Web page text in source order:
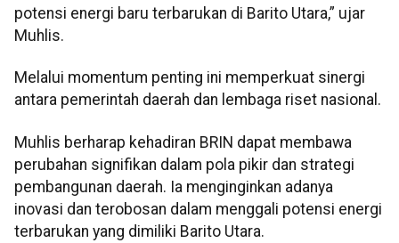
potensi energi baru terbarukan di Barito Utara,” ujar
Muhlis.
Melalui momentum penting ini memperkuat sinergi
antara pemerintah daerah dan lembaga riset nasional.
Muhlis berharap kehadiran BRIN dapat membawa
perubahan signifikan dalam pola pikir dan strategi
pembangunan daerah. Ia menginginkan adanya
inovasi dan terobosan dalam menggali potensi energi
terbarukan yang dimiliki Barito Utara.